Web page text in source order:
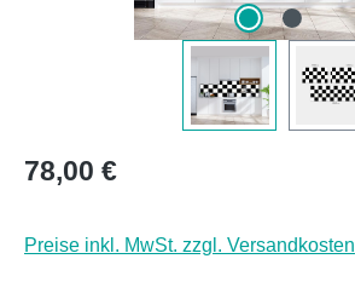
Regulärer Preis:
78,00 €
Preise inkl. MwSt. zzgl. Versandkosten